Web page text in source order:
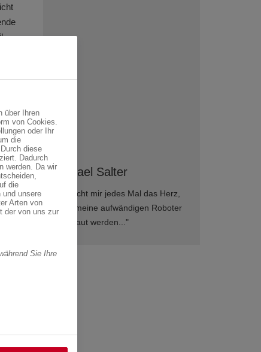
die
Michael Salter
„Es bricht mir jedes Mal das Herz,
wenn meine aufwändigen Roboter
abgebaut werden..."
über Ihren
von Cookies.
oder Ihr
die
diese
Dadurch
werden. Da wir
die
und unsere
Arten von
der von uns zur
Sie Ihre